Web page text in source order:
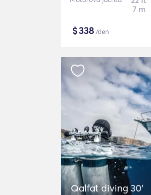
7 m
$338/den
Qalfat diving 30'